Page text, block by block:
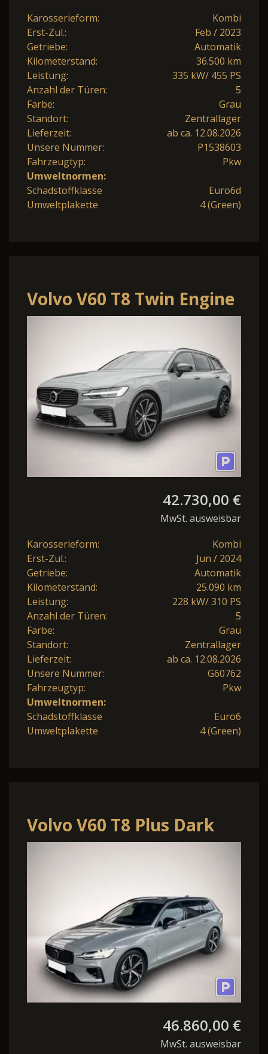
Karosserieform:
Kombi
Erst-Zul.:
Feb / 2023
Getriebe:
Automatik
Kilometerstand:
36.500 km
Leistung:
335 kW/ 455 PS
Anzahl der Türen:
5
Farbe:
Grau
Standort:
Zentrallager
Lieferzeit:
ab ca. 12.08.2026
Unsere Nummer:
P1538603
Fahrzeugtyp:
Pkw
Umweltnormen:
Schadstoffklasse
Euro6d
Umweltplakette
4 (Green)
Volvo V60 T8 Twin Engine
AWD Plus Dark Plug-In
42.730,00 €
MwSt. ausweisbar
Karosserieform:
Kombi
Erst-Zul.:
Jun / 2024
Getriebe:
Automatik
Kilometerstand:
25.090 km
Leistung:
228 kW/ 310 PS
Anzahl der Türen:
5
Farbe:
Grau
Standort:
Zentrallager
Lieferzeit:
ab ca. 12.08.2026
Unsere Nummer:
G60762
Fahrzeugtyp:
Pkw
Umweltnormen:
Schadstoffklasse
Euro6
Umweltplakette
4 (Green)
Volvo V60 T8 Plus Dark
Recharge
46.860,00 €
MwSt. ausweisbar